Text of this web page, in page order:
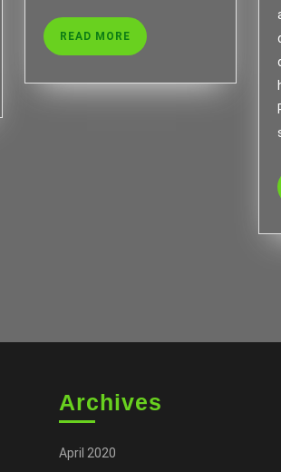
READ MOREREAD
MORE
Archives
April 2020